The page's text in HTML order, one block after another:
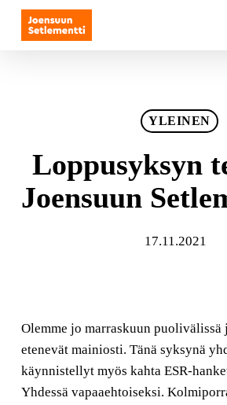
Skip
YLEINEN
Loppusyksyn
Joensuun
17.11.2021
Olemme jo marraskuun puolivälissä
etenevät mainiosti. Tänä syksynä
käynnistellyt myös kahta ESR-
Yhdessä vapaaehtoiseksi.